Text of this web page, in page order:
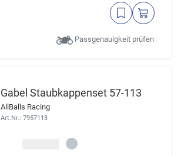
Passgenauigkeit prüfen
Gabel Staubkappenset 57-113
AllBalls Racing
Art.Nr.: 7957113